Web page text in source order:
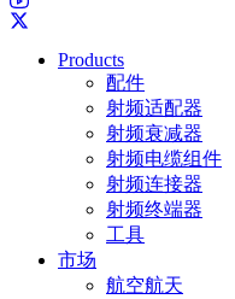
Products
配件
射频适配器
射频衰减器
射频电缆组件
射频连接器
射频终端器
工具
市场
航空航天